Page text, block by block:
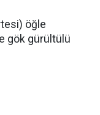
öğle
gök gürültülü